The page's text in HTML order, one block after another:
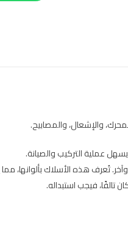
والإشعال، والمصابيح.
عملية التركيب والصيانة.
تُعرف هذه الأسلاك بألوانها،
فيجب استبداله.